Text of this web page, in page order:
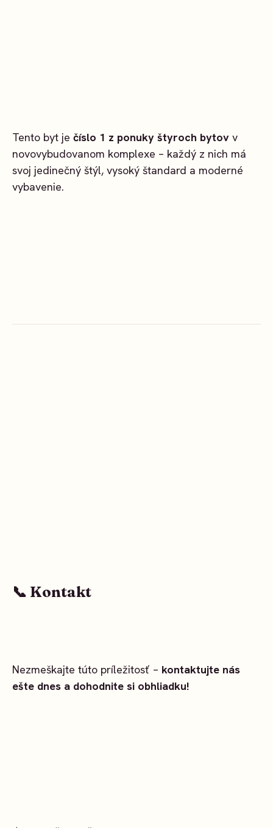
Tento byt je číslo 1 z ponuky štyroch bytov v
novovybudovanom komplexe – každý z nich má
svoj jedinečný štýl, vysoký štandard a moderné
vybavenie.
📞 Kontakt
Nezmeškajte túto príležitosť – kontaktujte nás
ešte dnes a dohodnite si obhliadku!